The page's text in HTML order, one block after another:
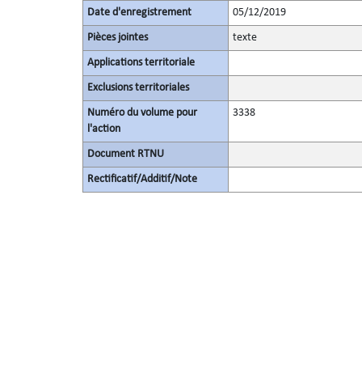
Date d'enregistrement 05/12/2019
Pièces jointes texte
Applications territoriale
Exclusions territoriales
Numéro du volume pour
l'action
3338
Document RTNU
Rectificatif/Additif/Note